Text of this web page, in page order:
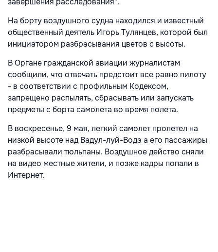
На борту воздушного судна находился и известный
общественный деятель Игорь Тулянцев, которой был
инициатором разбрасывания цветов с высоты.
В Органе гражданской авиации журналистам
сообщили, что отвечать предстоит все равно пилоту
- в соответствии с профильным Кодексом,
запрещено распылять, сбрасывать или запускать
предметы с борта самолета во время полета.
В воскресенье, 9 мая, легкий самолет пролетел на
низкой высоте над Вадул-луй-Водэ а его пассажиры
разбрасывали тюльпаны. Воздушное действо сняли
на видео местные жители, и позже кадры попали в
Интернет.